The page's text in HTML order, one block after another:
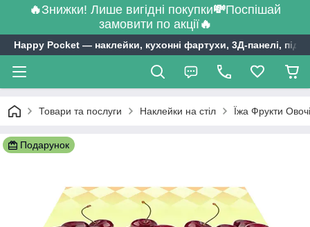
🔥Знижки! Лише вигідні покупки💸Поспішай
замовити по акції🔥
Happy Pocket ― наклейки, кухонні фартухи, 3Д-панелі,
Товари та послуги Наклейки на стіл Їжа Фрукти
Подарунок